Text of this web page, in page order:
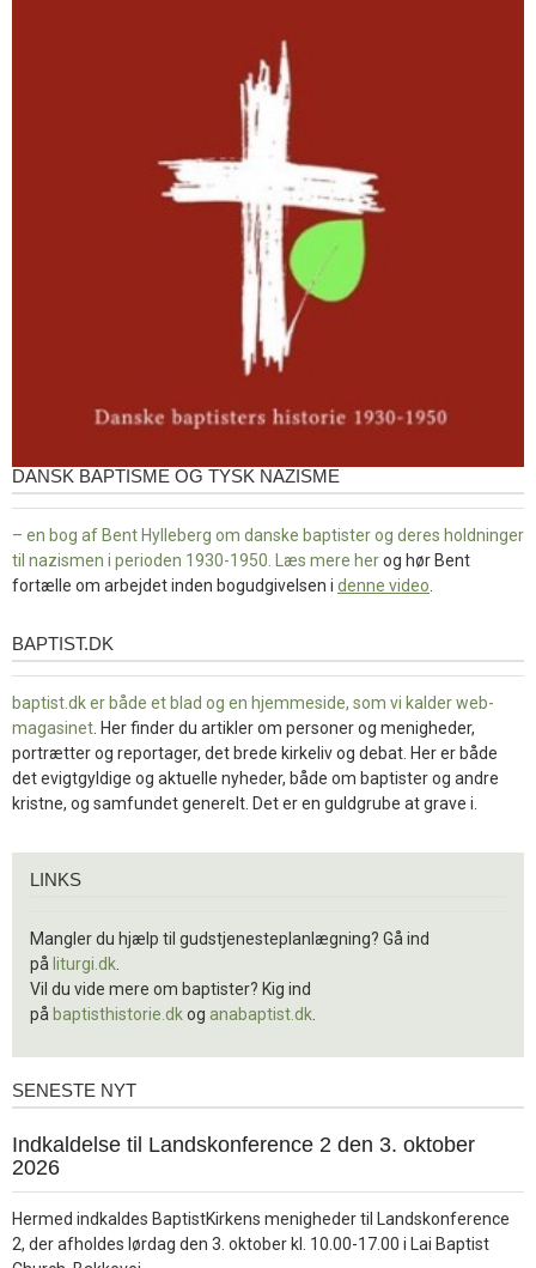
DANSK BAPTISME OG TYSK NAZISME
– en bog af Bent Hylleberg om danske baptister og deres holdninger
til nazismen i perioden 1930-1950. Læs mere herog hør Bent
fortælle om arbejdet inden bogudgivelsen i denne video
baptist.dk
BAPTIST.DK
baptist.dk er både et blad og en hjemmeside, som vi kalder web-
magasinet . Her finder du artikler om personer og menigheder,
portrætter og reportager, det brede kirkeliv og debat. Her er både
det evigtgyldige og aktuelle nyheder, både om baptister og andre
kristne, og samfundet generelt. Det er en guldgrube at grave i.
LINKS
Mangler du hjælp til gudstjenesteplanlægning? Gå ind
på liturgi.dk
Vil du vide mere om baptister? Kig ind
på baptisthistorie.dkog anabaptist.dk
Seneste
SENESTE NYT
jul.
Indkaldelse til Landskonference 2 den 3. oktober
2026
Hermed indkaldes BaptistKirkens menigheder til Landskonference
2, der afholdes lørdag den 3. oktober kl. 10.00-17.00 i Lai Baptist